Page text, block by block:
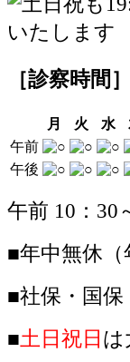
［診察時間］
月 火 水
午前
午後
午前 10：30
■年中無休
■社保・国保
■土日祝日 は